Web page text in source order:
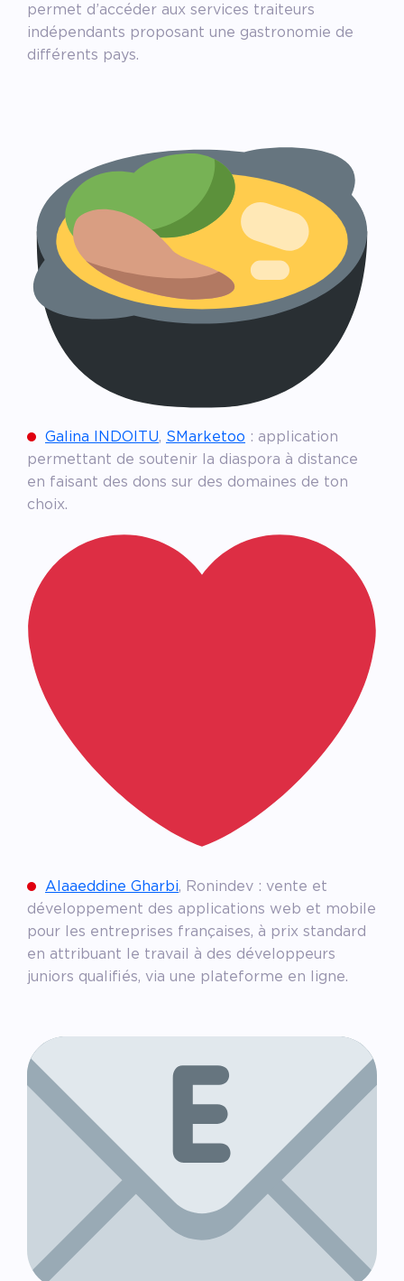
permet d’accéder aux services traiteurs
indépendants proposant une gastronomie de
différents pays.
Galina INDOITU, SMarketoo : application
permettant de soutenir la diaspora à distance
en faisant des dons sur des domaines de ton
choix.
Alaaeddine Gharbi, Ronindev : vente et
développement des applications web et mobile
pour les entreprises françaises, à prix standard
en attribuant le travail à des développeurs
juniors qualifiés, via une plateforme en ligne.